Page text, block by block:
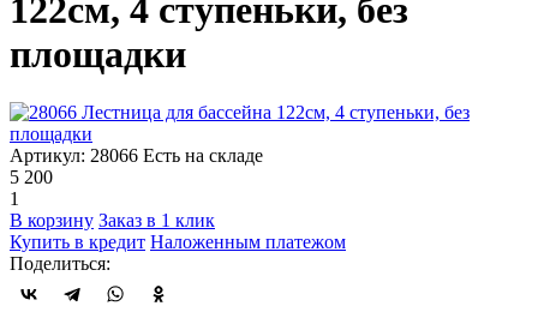
122см, 4 ступеньки, без
площадки
Артикул: 28066 Есть на складе
5 200
1
В корзину Заказ в 1 клик
Купить в кредит Наложенным платежом
Поделиться: